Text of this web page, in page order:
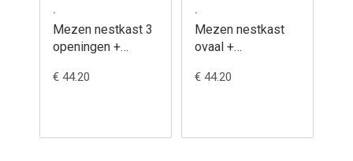
.
Mezen nestkast 3
openingen +
Ø27mm 2GR -
€ 44.20
.
Mezen nestkast
ovaal +
30x45mm 2GR -
€ 44.20